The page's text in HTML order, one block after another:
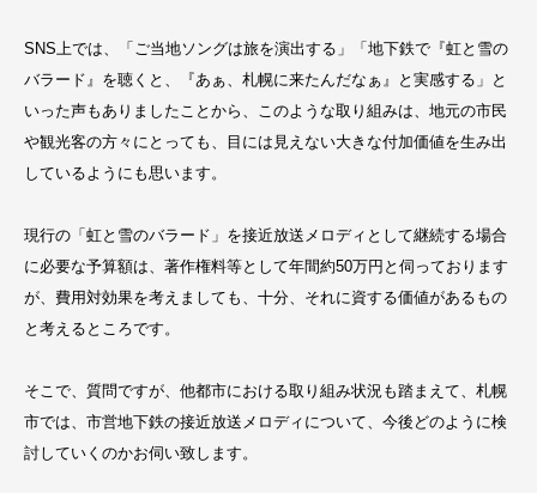
SNS上では、「ご当地ソングは旅を演出する」「地下鉄で『虹と雪の
バラード』を聴くと、『あぁ、札幌に来たんだなぁ』と実感する」と
いった声もありましたことから、このような取り組みは、地元の市民
や観光客の方々にとっても、目には見えない大きな付加価値を生み出
しているようにも思います。
現行の「虹と雪のバラード」を接近放送メロディとして継続する場合
に必要な予算額は、著作権料等として年間約50万円と伺っております
が、費用対効果を考えましても、十分、それに資する価値があるもの
と考えるところです。
そこで、質問ですが、他都市における取り組み状況も踏まえて、札幌
市では、市営地下鉄の接近放送メロディについて、今後どのように検
討していくのかお伺い致します。